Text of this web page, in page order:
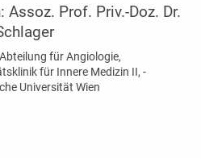
Assoz. Prof. Priv.-Doz. Dr.
für Angiologie,
für Innere Medizin II,
Universität Wien